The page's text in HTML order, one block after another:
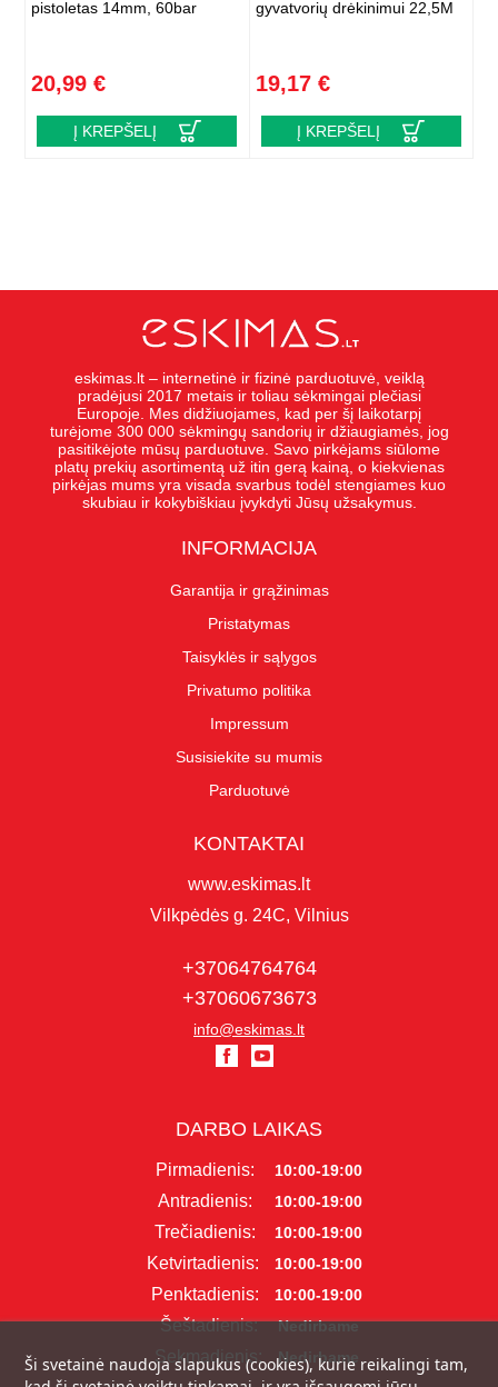
pistoletas 14mm, 60bar
20,99 €
Į KREPŠELĮ
gyvatvorių drėkinimui 22,5M
19,17 €
Į KREPŠELĮ
eskimas.lt – internetinė ir fizinė parduotuvė, veiklą
pradėjusi 2017 metais ir toliau sėkmingai plečiasi
Europoje. Mes didžiuojames, kad per šį laikotarpį
turėjome 300 000 sėkmingų sandorių ir džiaugiamės, jog
pasitikėjote mūsų parduotuve. Savo pirkėjams siūlome
platų prekių asortimentą už itin gerą kainą, o kiekvienas
pirkėjas mums yra visada svarbus todėl stengiames kuo
skubiau ir kokybiškiau įvykdyti Jūsų užsakymus.
INFORMACIJA
Garantija ir grąžinimas
Pristatymas
Taisyklės ir sąlygos
Privatumo politika
Impressum
Susisiekite su mumis
Parduotuvė
KONTAKTAI
www.eskimas.lt
Vilkpėdės g. 24C, Vilnius
+37064764764
+37060673673
info@eskimas.lt
DARBO LAIKAS
Pirmadienis: 10:00-19:00
Antradienis: 10:00-19:00
Trečiadienis: 10:00-19:00
Ketvirtadienis: 10:00-19:00
Penktadienis: 10:00-19:00
Šeštadienis: Nedirbame
Sekmadienis: Nedirbame
Ši svetainė naudoja slapukus (cookies), kurie reikalingi tam,